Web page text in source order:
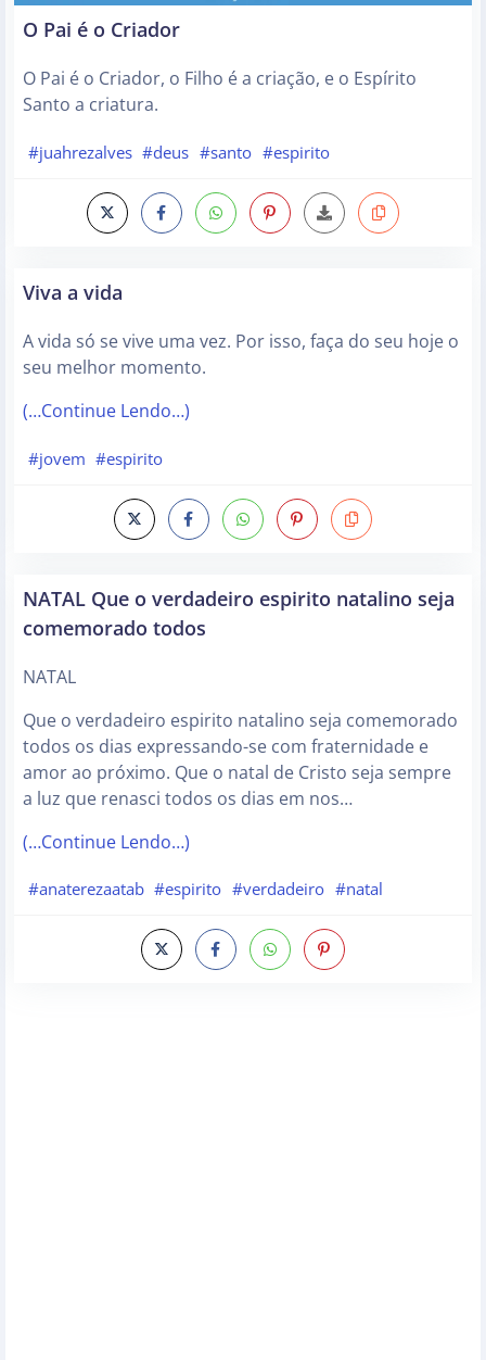
O Pai é o Criador
O Pai é o Criador, o Filho é a criação, e o Espírito
Santo a criatura.
#juahrezalves #deus #santo #espirito
Viva a vida
A vida só se vive uma vez. Por isso, faça do seu hoje o
seu melhor momento.
(…Continue Lendo…)
#jovem #espirito
NATAL Que o verdadeiro espirito natalino seja
comemorado todos
NATAL
Que o verdadeiro espirito natalino seja comemorado
todos os dias expressando-se com fraternidade e
amor ao próximo. Que o natal de Cristo seja sempre
a luz que renasci todos os dias em nos…
(…Continue Lendo…)
#anaterezaatab #espirito #verdadeiro #natal